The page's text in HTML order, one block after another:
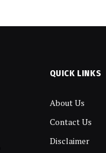
QUICK LINKS
About Us
Contact Us
Disclaimer